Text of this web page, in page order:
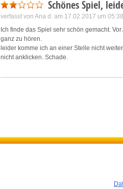
Schönes Spiel,
verfasst von Ana d. am 17.02.2017 um 05:38
Ich finde das Spiel sehr schön gemacht.
ganz zu hören.
leider komme ich an einer Stelle nicht
nicht anklicken. Schade.
Anmerkung Deutschland Spielt: Das